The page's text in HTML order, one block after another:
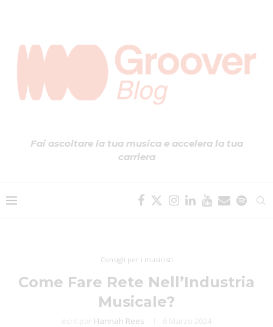
Fai ascoltare la tua musica e accelera la tua
carriera
Consigli per i musicisti
Come Fare Rete Nell’Industria
Musicale?
écrit par Hannah Rees 6 Marzo 2024